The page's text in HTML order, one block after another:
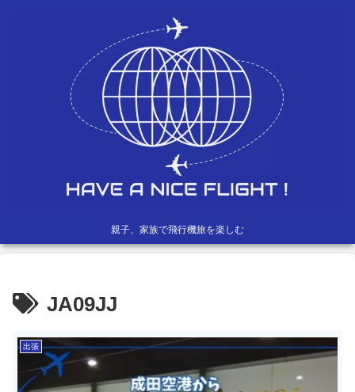
親子、家族で飛行機旅を楽しむ
JA09JJ
出張